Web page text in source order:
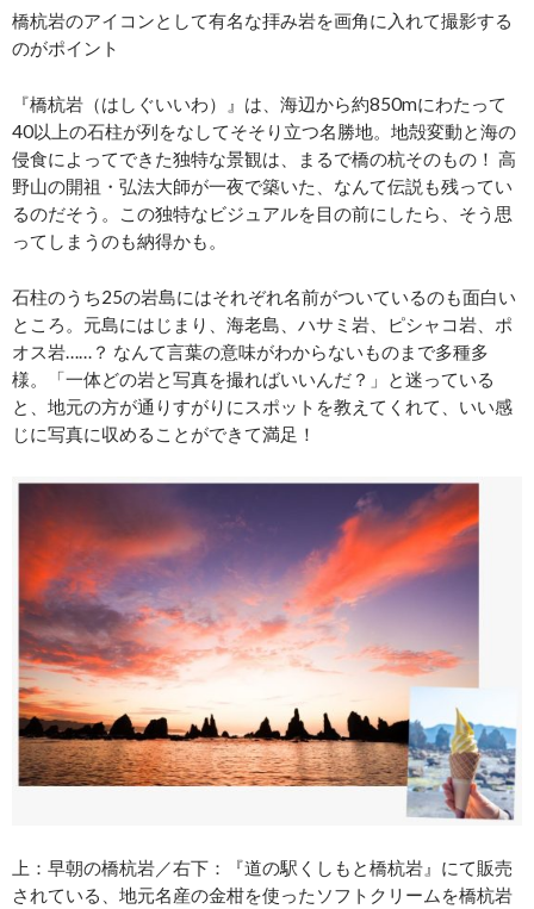
橋杭岩のアイコンとして有名な拝み岩を画角に入れて撮影する
のがポイント
『橋杭岩（はしぐいいわ）』は、海辺から約850mにわたって
40以上の石柱が列をなしてそそり立つ名勝地。地殻変動と海の
侵食によってできた独特な景観は、まるで橋の杭そのもの！ 高
野山の開祖・弘法大師が一夜で築いた、なんて伝説も残ってい
るのだそう。この独特なビジュアルを目の前にしたら、そう思
ってしまうのも納得かも。
石柱のうち25の岩島にはそれぞれ名前がついているのも面白い
ところ。元島にはじまり、海老島、ハサミ岩、ピシャコ岩、ポ
オス岩……？ なんて言葉の意味がわからないものまで多種多
様。「一体どの岩と写真を撮ればいいんだ？」と迷っている
と、地元の方が通りすがりにスポットを教えてくれて、いい感
じに写真に収めることができて満足！
上：早朝の橋杭岩／右下：『道の駅くしもと橋杭岩』にて販売
されている、地元名産の金柑を使ったソフトクリームを橋杭岩